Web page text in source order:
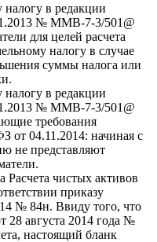
в редакции
№ ММВ-7-3/501@
для целей расчета
налогу в случае
суммы налога или
в редакции
№ ММВ-7-3/501@
требования
от 04.11.2014: начиная с
не представляют
чистых активов
приказу
№ 84н. Ввиду того, что
28 августа 2014 года №
настоящий бланк